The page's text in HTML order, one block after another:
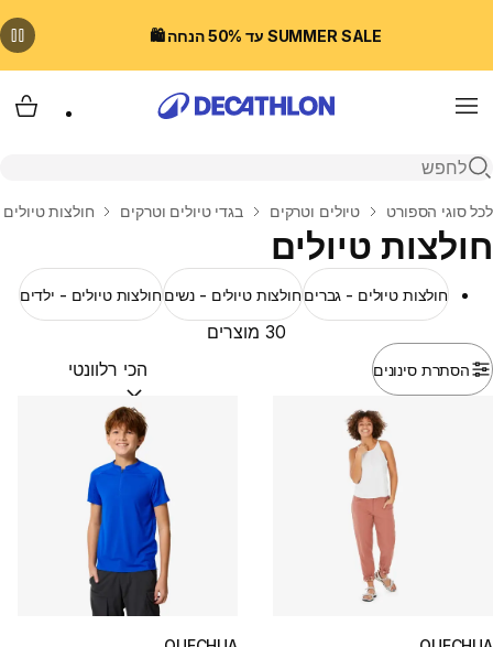
SUMMER SALE עד 50% הנחה 🛍️
Menu
פתיחת חיפוש
בית
לכל סוגי הספורט טיולים וטרקים בגדי טיולים וטרקים חולצות טיולים
חולצות טיולים
חולצות טיולים - גבריםחולצות טיולים - נשיםחולצות טיולים - ילדים
הסתרת סינונים
30 מוצרים
מיין לפי:(optional)